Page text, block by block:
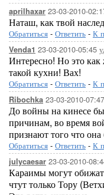
aprilhaxar 23-03-2010-
Наташ, как твой
Обратиться - Ответить - К
Venda1 23-03-2010-05:45
Интересно! Но это
такой кухни! Вах!
Обратиться - Ответить - К
Ribochka 23-03-2010-07:47
До войны на кинесе
причинам, во время
признают того что
Обратиться - Ответить - К
julycaesar 23-03-2010-
Караимы могут
чтут только Тору